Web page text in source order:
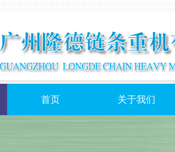
首页 关于我们